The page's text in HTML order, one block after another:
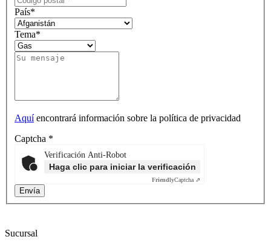
País*
Tema*
Aquíencontrará información sobre la política de privacidad
Captcha *
Verificación Anti-Robot
Haga clic para iniciar la verificación
FriendlyCaptcha ⇗
Sucursal